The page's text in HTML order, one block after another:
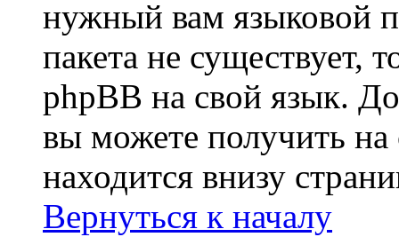
нужный вам языковой
пакета не существует,
phpBB на свой язык.
вы можете получить на
находится внизу
Вернуться к началу